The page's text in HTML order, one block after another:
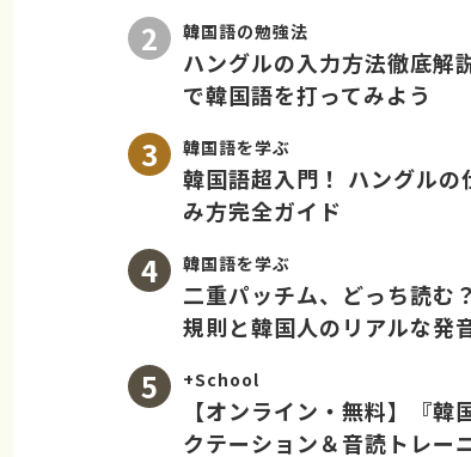
韓国語の勉強法
ハングルの入力方法徹底解
で韓国語を打ってみよう
韓国語を学ぶ
韓国語超入門！ ハングルの
み方完全ガイド
韓国語を学ぶ
二重パッチム、どっち読む
規則と韓国人のリアルな発
+School
【オンライン・無料】『韓
クテーション＆音読トレー